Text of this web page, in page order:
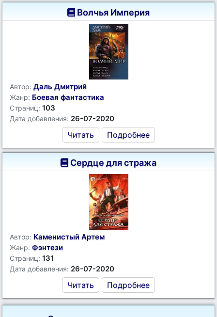
Волчья Империя
Автор: Даль Дмитрий
Жанр: Боевая фантастика
Страниц: 103
Дата добавления: 26-07-2020
Читать Подробнее
Сердце для стража
Автор: Каменистый Артем
Жанр: Фэнтези
Страниц: 131
Дата добавления: 26-07-2020
Читать Подробнее